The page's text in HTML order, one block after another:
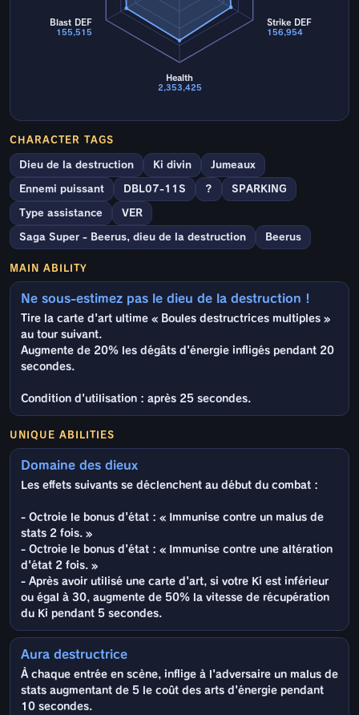
Strike DEF
156,954
Health
2,353,425
Blast DEF
155,515
CHARACTER TAGS
Dieu de la destruction Ki divin Jumeaux
Ennemi puissant DBL07-11S ? SPARKING
Type assistance VER
Saga Super - Beerus, dieu de la destruction Beerus
MAIN ABILITY
Ne sous-estimez pas le dieu de la destruction !
Tire la carte d'art ultime « Boules destructrices multiples »
au tour suivant.
Augmente de 20% les dégâts d'énergie infligés pendant 20
secondes.
Condition d'utilisation : après 25 secondes.
UNIQUE ABILITIES
Domaine des dieux
Les effets suivants se déclenchent au début du combat :
- Octroie le bonus d'état : « Immunise contre un malus de
stats 2 fois. »
- Octroie le bonus d'état : « Immunise contre une altération
d'état 2 fois. »
- Après avoir utilisé une carte d'art, si votre Ki est inférieur
ou égal à 30, augmente de 50% la vitesse de récupération
du Ki pendant 5 secondes.
Aura destructrice
À chaque entrée en scène, inflige à l'adversaire un malus de
stats augmentant de 5 le coût des arts d'énergie pendant
10 secondes.